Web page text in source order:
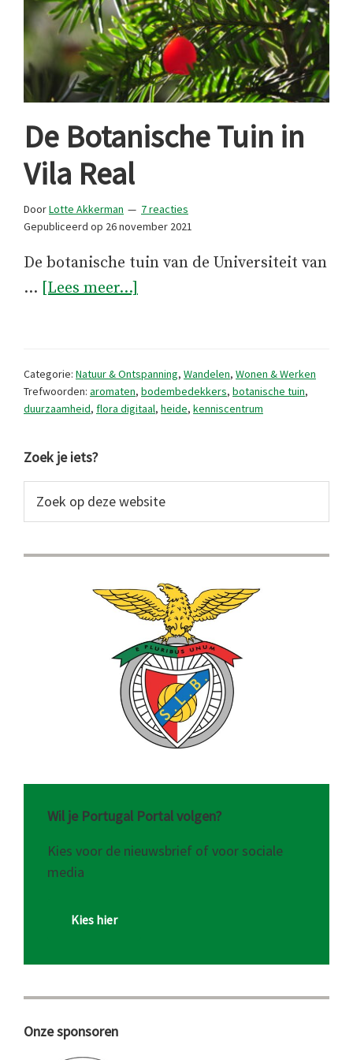
De Botanische Tuin in
Vila Real
DoorLotte Akkerman
7 reacties
Gepubliceerd op 26 november 2021
De botanische tuin van de Universiteit van
… [Lees meer...]
Vila
Real
Categorie: Natuur & Ontspanning, Wandelen, Wonen & Werken
Trefwoorden: aromaten, bodembedekkers, botanische tuin,
duurzaamheid, flora digitaal, heide, kenniscentrum
Primaire
Sidebar
Zoek je iets?
op
website
Wil je Portugal Portal volgen?
Kies voor de nieuwsbrief of voor sociale
media
Kies hier
Onze sponsoren